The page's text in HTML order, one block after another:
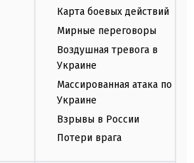
Карта боевых действий
Мирные переговоры
Воздушная тревога в
Украине
Массированная атака по
Украине
Взрывы в России
Потери врага